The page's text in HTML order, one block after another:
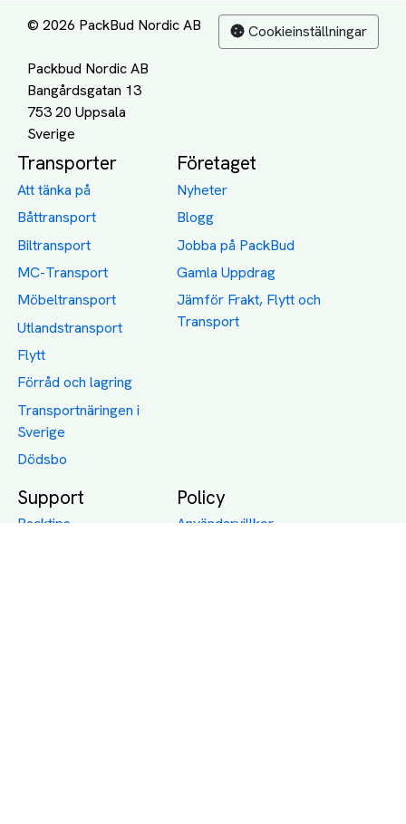
© 2026 PackBud Nordic AB
Packbud Nordic AB
Bangårdsgatan 13
753 20 Uppsala
Cookieinställningar
Transporter
Att tänka på
Båttransport
Biltransport
MC-Transport
Möbeltransport
Utlandstransport
Flytt
Förråd och lagring
Transportnäringen i
Sverige
Dödsbo
Företaget
Nyheter
Blogg
Jobba på PackBud
Gamla Uppdrag
Jämför Frakt, Flytt och
Transport
Support
Packtips
Policy
Användarvillkor